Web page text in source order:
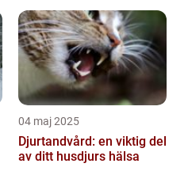
04 maj 2025
Djurtandvård: en viktig del
av ditt husdjurs hälsa